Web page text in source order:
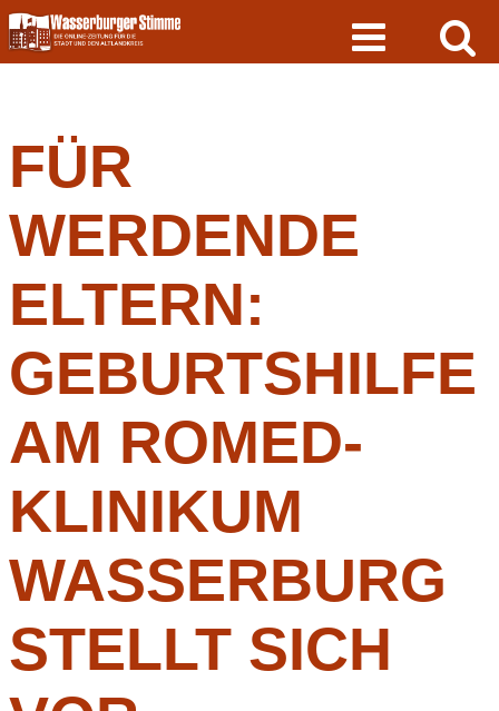
Skip
to
content
FÜR
WERDENDE
ELTERN:
GEBURTSHILFE
AM ROMED-
KLINIKUM
WASSERBURG
STELLT SICH